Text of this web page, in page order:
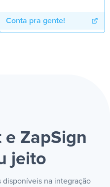
Conta pra gente!
e ZapSign
jeito
disponíveis na integração